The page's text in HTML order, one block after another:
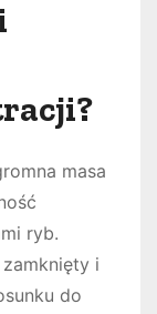
masa
ryb.
i
do